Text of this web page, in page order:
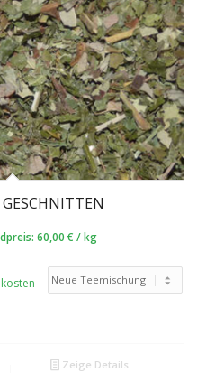
60,00 € /kg
Zeige Details